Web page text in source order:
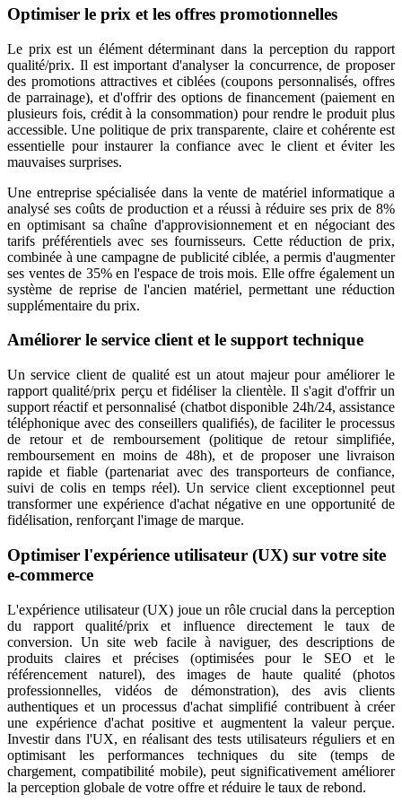
Optimiser le prix et les offres promotionnelles
Le prix est un élément déterminant dans la perception du rapport
qualité/prix. Il est important d'analyser la concurrence, de proposer
des promotions attractives et ciblées (coupons personnalisés, offres
de parrainage), et d'offrir des options de financement (paiement en
plusieurs fois, crédit à la consommation) pour rendre le produit plus
accessible. Une politique de prix transparente, claire et cohérente est
essentielle pour instaurer la confiance avec le client et éviter les
mauvaises surprises.
Une entreprise spécialisée dans la vente de matériel informatique a
analysé ses coûts de production et a réussi à réduire ses prix de 8%
en optimisant sa chaîne d'approvisionnement et en négociant des
tarifs préférentiels avec ses fournisseurs. Cette réduction de prix,
combinée à une campagne de publicité ciblée, a permis d'augmenter
ses ventes de 35% en l'espace de trois mois. Elle offre également un
système de reprise de l'ancien matériel, permettant une réduction
supplémentaire du prix.
Améliorer le service client et le support technique
Un service client de qualité est un atout majeur pour améliorer le
rapport qualité/prix perçu et fidéliser la clientèle. Il s'agit d'offrir un
support réactif et personnalisé (chatbot disponible 24h/24, assistance
téléphonique avec des conseillers qualifiés), de faciliter le processus
de retour et de remboursement (politique de retour simplifiée,
remboursement en moins de 48h), et de proposer une livraison
rapide et fiable (partenariat avec des transporteurs de confiance,
suivi de colis en temps réel). Un service client exceptionnel peut
transformer une expérience d'achat négative en une opportunité de
fidélisation, renforçant l'image de marque.
Optimiser l'expérience utilisateur (UX) sur votre site
e-commerce
L'expérience utilisateur (UX) joue un rôle crucial dans la perception
du rapport qualité/prix et influence directement le taux de
conversion. Un site web facile à naviguer, des descriptions de
produits claires et précises (optimisées pour le SEO et le
référencement naturel), des images de haute qualité (photos
professionnelles, vidéos de démonstration), des avis clients
authentiques et un processus d'achat simplifié contribuent à créer
une expérience d'achat positive et augmentent la valeur perçue.
Investir dans l'UX, en réalisant des tests utilisateurs réguliers et en
optimisant les performances techniques du site (temps de
chargement, compatibilité mobile), peut significativement améliorer
la perception globale de votre offre et réduire le taux de rebond.